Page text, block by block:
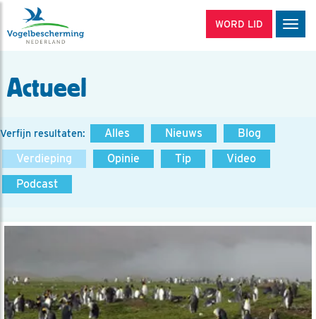
WORD LID
Actueel
Verfijn resultaten: Alles Nieuws
Blog
Verdieping
Opinie Tip
Video
Podcast